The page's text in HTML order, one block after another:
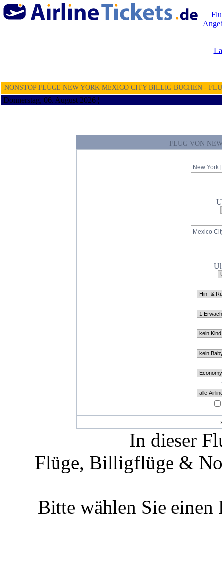
NONSTOP FLÜGE NEW YORK MEXICO CITY BILLIG BUCHEN -
Donnerstag, 06. August 2026 ¦
FLUG VON
In dieser
Flüge, Billigflüge &
Bitte wählen Sie